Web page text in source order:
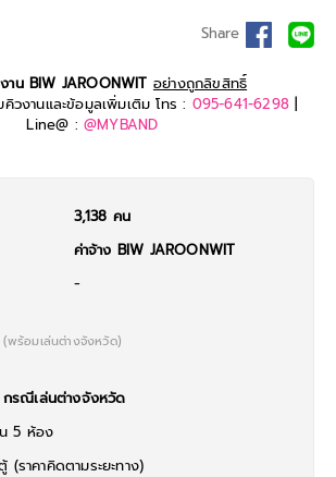
ถวางใจได้ว่างานไหนมีเขา งานนั้นไม่เหงาแน่นอน
Share
น BIW JAROONWIT อย่างถูกลิขสิทธิ์
วงานและข้อมูลเพิ่มเติม โทร : 095-641-6298 |
Line@ :@MYBAND
3,138 คน
ค่าจ้าง BIW JAROONWIT
-
(พร้อมเล่นต่างจังหวัด)
กรณีเล่นต่างจังหวัด
5 ห้อง
(ราคาคิดตามระยะทาง)